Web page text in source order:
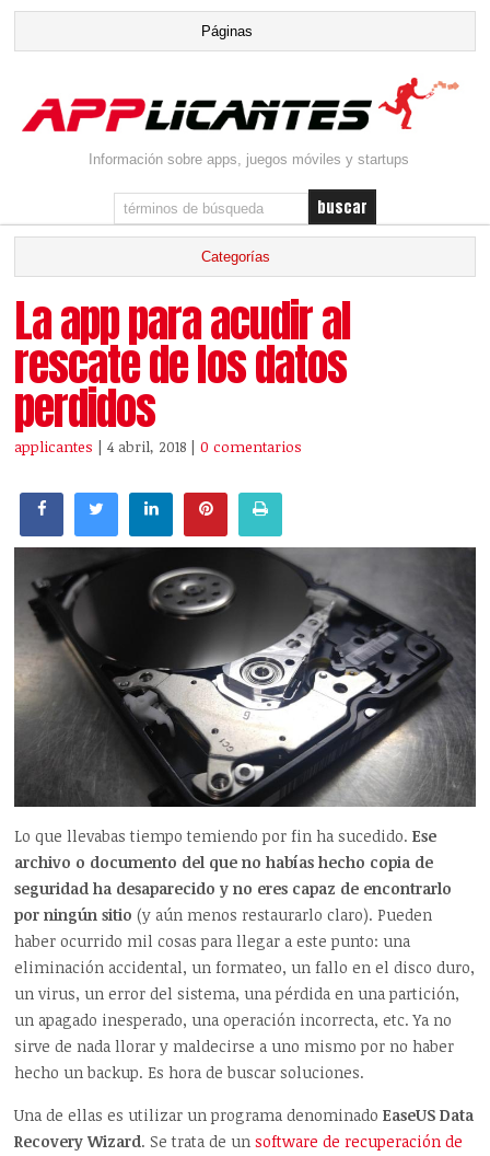
Información sobre apps, juegos móviles y startups
La app para acudir al
rescate de los datos
perdidos
applicantes | 4 abril, 2018 |0 comentarios
Lo que llevabas tiempo temiendo por fin ha sucedido.Ese
archivo o documento del que no habías hecho copia de
seguridad ha desaparecido y no eres capaz de encontrarlo
por ningún sitio (y aún menos restaurarlo claro). Pueden
haber ocurrido mil cosas para llegar a este punto: una
eliminación accidental, un formateo, un fallo en el disco duro,
un virus, un error del sistema, una pérdida en una partición,
un apagado inesperado, una operación incorrecta, etc. Ya no
sirve de nada llorar y maldecirse a uno mismo por no haber
hecho un backup. Es hora de buscar soluciones.
Una de ellas es utilizar un programa denominadoEaseUS Data
Recovery Wizard. Se trata de unsoftware de recuperación de